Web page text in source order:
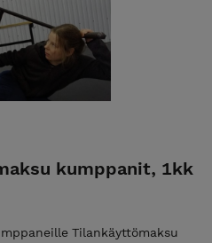
kumppanit, 1kk